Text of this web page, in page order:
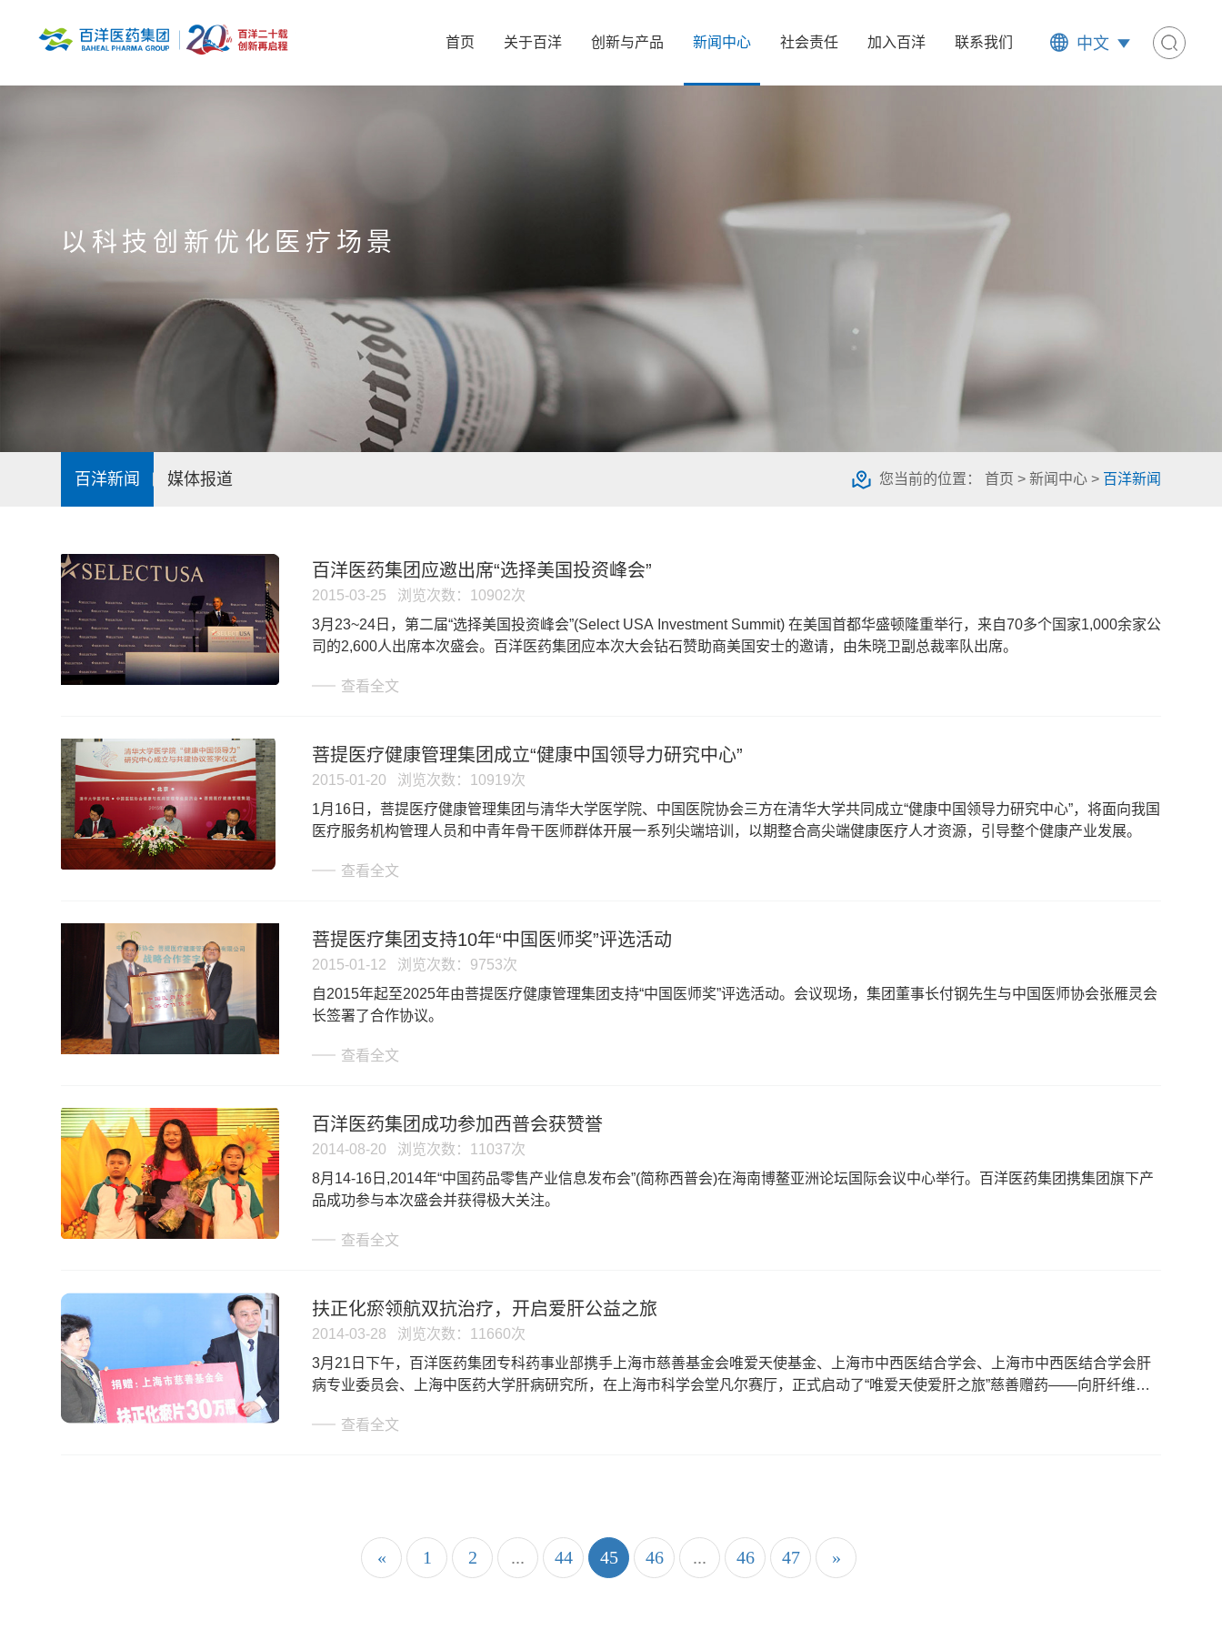
中文
首页 关于百洋 创新与产品 新闻中心 社会责任 加入百洋 联系我们
以科技创新优化医疗场景
百洋新闻 媒体报道 您当前的位置： 首页 > 新闻中心> 百洋新闻
百洋医药集团应邀出席“选择美国投资峰会”
2015-03-25 浏览次数：10902次
3月23~24日，第二届“选择美国投资峰会”(Select USA Investment Summit) 在美国首都华盛顿隆重举行，来自70多个国家1,000余家公
司的2,600人出席本次盛会。百洋医药集团应本次大会钻石赞助商美国安士的邀请，由朱晓卫副总裁率队出席。
查看全文
菩提医疗健康管理集团成立“健康中国领导力研究中心”
2015-01-20 浏览次数：10919次
​1月16日，菩提医疗健康管理集团与清华大学医学院、中国医院协会三方在清华大学共同成立“健康中国领导力研究中心”，将面向我国
医疗服务机构管理人员和中青年骨干医师群体开展一系列尖端培训，以期整合高尖端健康医疗人才资源，引导整个健康产业发展。
查看全文
菩提医疗集团支持10年“中国医师奖”评选活动
2015-01-12 浏览次数：9753次
自2015年起至2025年由菩提医疗健康管理集团支持“中国医师奖”评选活动。会议现场，集团董事长付钢先生与中国医师协会张雁灵会
长签署了合作协议。
查看全文
百洋医药集团成功参加西普会获赞誉
2014-08-20 浏览次数：11037次
8月14-16日,2014年“中国药品零售产业信息发布会”(简称西普会)在海南博鳌亚洲论坛国际会议中心举行。百洋医药集团携集团旗下产
品成功参与本次盛会并获得极大关注。
查看全文
扶正化瘀领航双抗治疗，开启爱肝公益之旅
2014-03-28 浏览次数：11660次
3月21日下午，百洋医药集团专科药事业部携手上海市慈善基金会唯爱天使基金、上海市中西医结合学会、上海市中西医结合学会肝
病专业委员会、上海中医药大学肝病研究所，在上海市科学会堂凡尔赛厅，正式启动了“唯爱天使爱肝之旅”慈善赠药——向肝纤维化
查看全文
« 1 2 ... 44 45 46 ... 46 47 »